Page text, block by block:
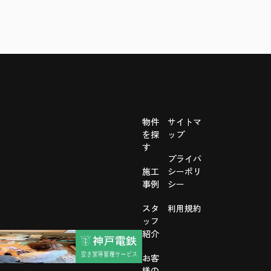
物件
を探
す
施工
事例
スタ
ッフ
紹介
お客
サイトマ
ップ
プライバ
シーポリ
シー
利用規約